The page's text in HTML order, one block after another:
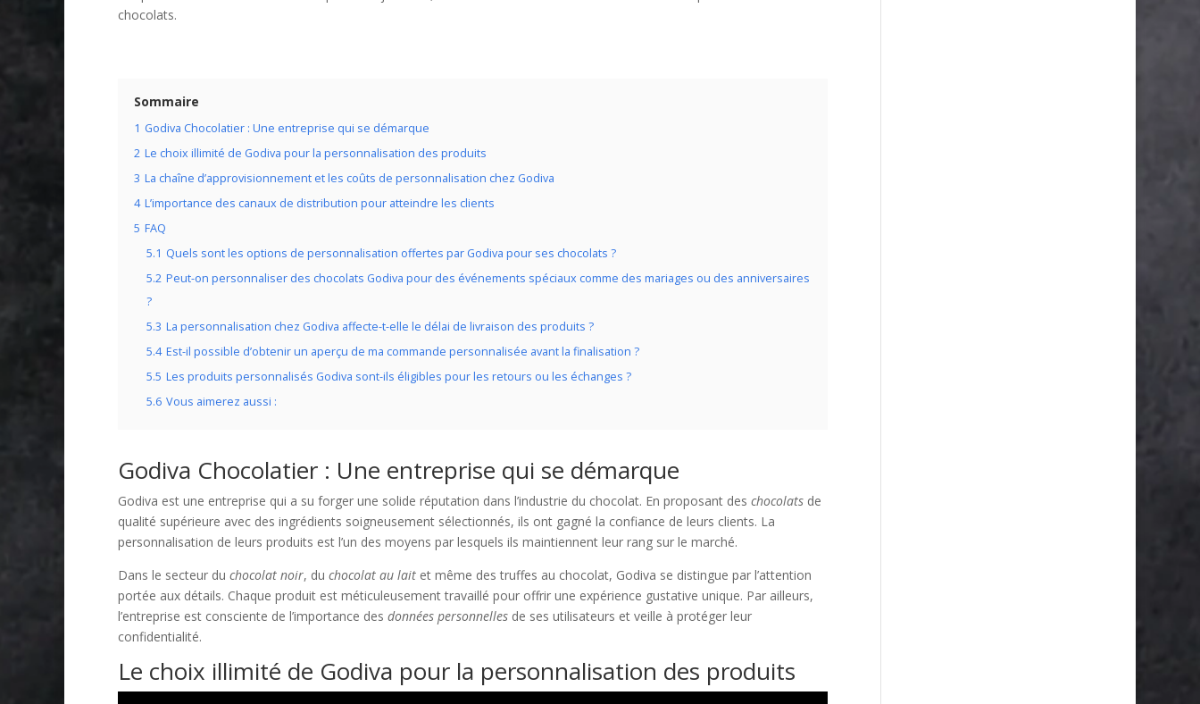
chocolats.
Sommaire
1 Godiva Chocolatier : Une entreprise qui se démarque
2 Le choix illimité de Godiva pour la personnalisation des produits
3 La chaîne d’approvisionnement et les coûts de personnalisation chez Godiva
4 L’importance des canaux de distribution pour atteindre les clients
5 FAQ
5.1 Quels sont les options de personnalisation offertes par Godiva pour ses chocolats ?
5.2 Peut-on personnaliser des chocolats Godiva pour des événements spéciaux comme des mariages ou des anniversaires
?
5.3 La personnalisation chez Godiva affecte-t-elle le délai de livraison des produits ?
5.4 Est-il possible d’obtenir un aperçu de ma commande personnalisée avant la finalisation ?
5.5 Les produits personnalisés Godiva sont-ils éligibles pour les retours ou les échanges ?
5.6 Vous aimerez aussi :
Godiva Chocolatier : Une entreprise qui se démarque
Godiva est une entreprise qui a su forger une solide réputation dans l’industrie du chocolat. En proposant des chocolats de
qualité supérieure avec des ingrédients soigneusement sélectionnés, ils ont gagné la confiance de leurs clients. La
personnalisation de leurs produits est l’un des moyens par lesquels ils maintiennent leur rang sur le marché.
Dans le secteur du chocolat noir, du chocolat au lait et même des truffes au chocolat, Godiva se distingue par l’attention
portée aux détails. Chaque produit est méticuleusement travaillé pour offrir une expérience gustative unique. Par ailleurs,
l’entreprise est consciente de l’importance des données personnelles de ses utilisateurs et veille à protéger leur
confidentialité.
Le choix illimité de Godiva pour la personnalisation des produits